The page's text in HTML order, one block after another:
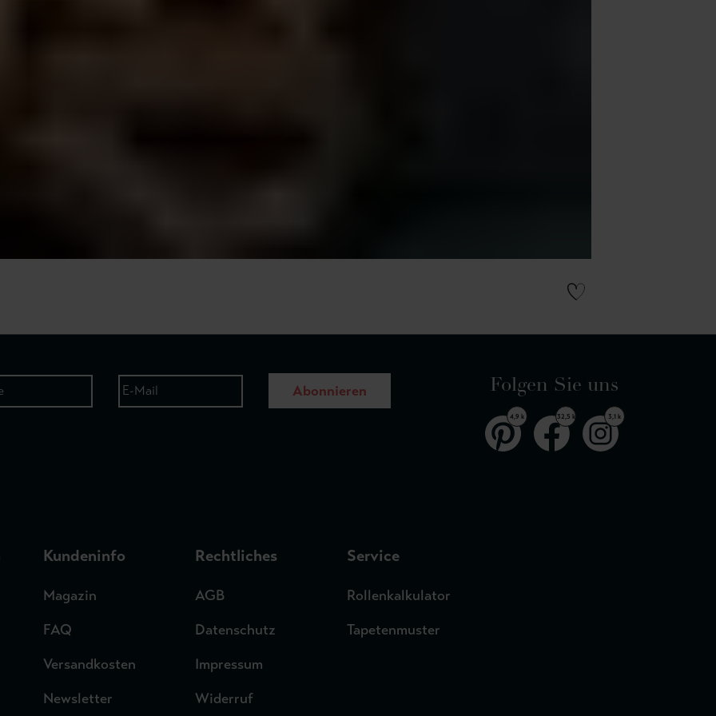
Abonnieren Folgen Sie uns
4,9 k 32,5 k 3,1 k
Kundeninfo
Magazin
FAQ
Versandkosten
Newsletter
Rechtliches
AGB
Datenschutz
Impressum
Widerruf
Service
Rollenkalkulator
Tapetenmuster